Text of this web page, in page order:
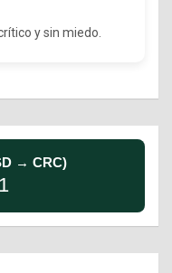
y sin miedo.
→ CRC)